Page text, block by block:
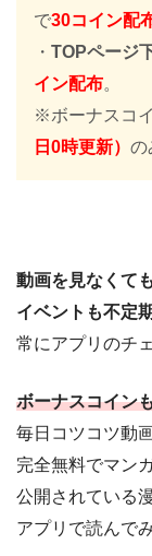
で30コイン配
・ TOPページ
イン配布。
※ボーナスコ
日0時更新） の
動画を見なくて
イベントも不定
常にアプリのチ
ボーナスコイン
毎日コツコツ動
完全無料でマン
公開されている
アプリで読んで